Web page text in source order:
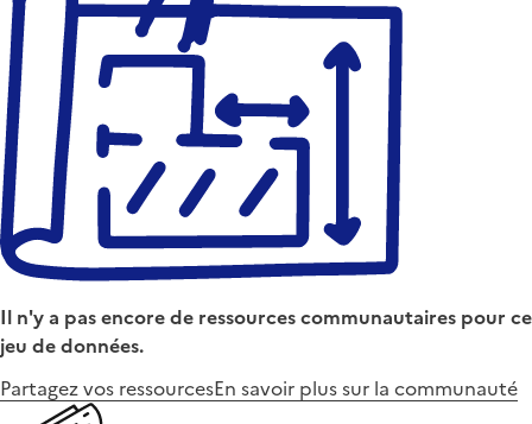
Il n'y a pas encore de ressources communautaires pour ce
jeu de données.
Partagez vos ressourcesEn savoir plus sur la communauté